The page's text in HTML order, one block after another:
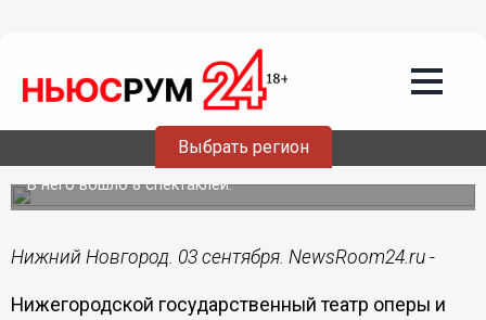
Выбрать регион
03.09.201817:03
Театр оперы и балета обнародовал
репертуар на сентябрь
В него вошло 8 спектаклей.
Нижний Новгород. 03 сентября. NewsRoom24.ru -
Нижегородской государственный театр оперы и